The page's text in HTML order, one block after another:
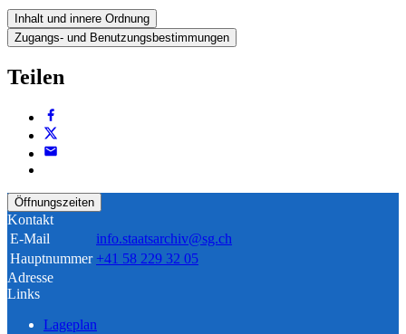
Inhalt und innere Ordnung
Zugangs- und Benutzungsbestimmungen
Teilen
Öffnungszeiten
Kontakt
E-Mail
info.staatsarchiv@sg.ch
Hauptnummer +41 58 229 32 05
Adresse
Links
Lageplan